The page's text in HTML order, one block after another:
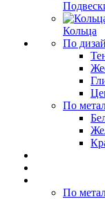
Кольца
По
По
По